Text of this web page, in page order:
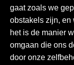
gaat zoals we
obstakels zijn, en
het is de manier
omgaan die ons
door onze